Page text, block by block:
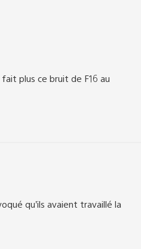
plus ce bruit de F16 au
qu’ils avaient travaillé la